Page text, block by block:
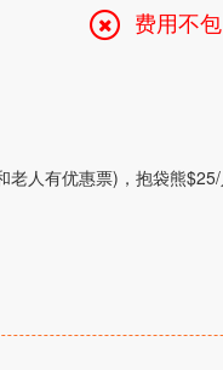
费用不包
老人有优惠票) ，抱袋熊$25/